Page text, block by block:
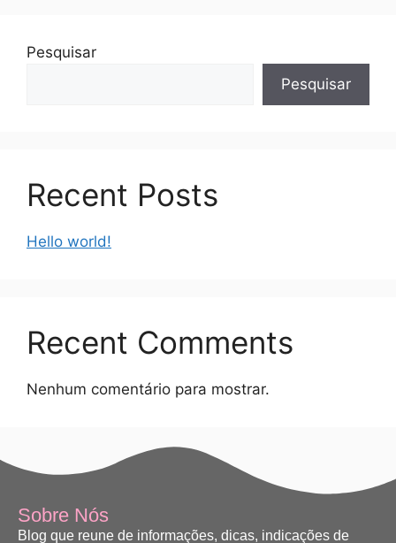
Pesquisar
Pesquisar
Recent Posts
Hello world!
Recent Comments
Nenhum comentário para mostrar.
Sobre Nós
Blog que reune de informações, dicas, indicações de